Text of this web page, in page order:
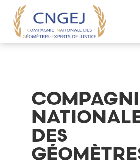
DES